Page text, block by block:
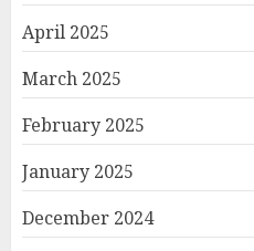
April 2025
March 2025
February 2025
January 2025
December 2024